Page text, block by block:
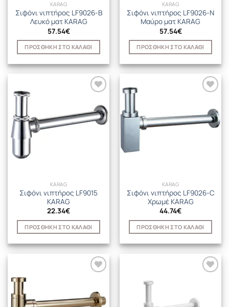
KARAG
Σιφόνι νιπτήρος LF9026-B
Λευκό ματ KARAG
57.54€
ΠΡΟΣΘΉΚΗ ΣΤΟ ΚΑΛΆΘΙ
KARAG
Σιφόνι νιπτήρος LF9026-N
Μαύρο ματ KARAG
57.54€
ΠΡΟΣΘΉΚΗ ΣΤΟ ΚΑΛΆΘΙ
KARAG
Σιφόνι νιπτήρος LF9015
KARAG
22.34€
ΠΡΟΣΘΉΚΗ ΣΤΟ ΚΑΛΆΘΙ
KARAG
Σιφόνι νιπτήρος LF9026-C
Χρωμέ KARAG
44.74€
ΠΡΟΣΘΉΚΗ ΣΤΟ ΚΑΛΆΘΙ